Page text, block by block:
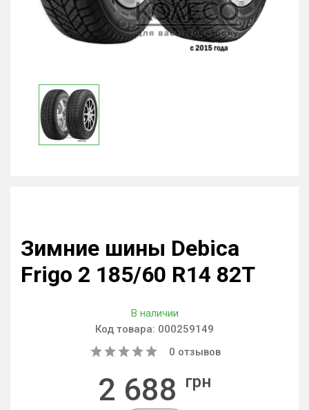
Зимние шины Debica
Frigo 2 185/60 R14 82T
В наличии
Код товара: 000259149
0 отзывов
2 688 грн